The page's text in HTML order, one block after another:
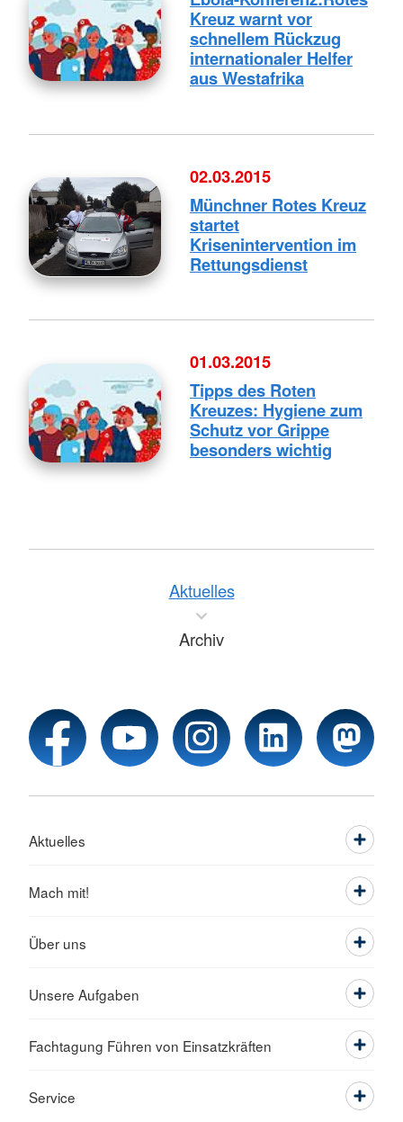
Kreuz warnt vor
schnellem Rückzug
internationaler Helfer
aus Westafrika
02.03.2015
Münchner Rotes Kreuz
startet
Krisenintervention im
Rettungsdienst
01.03.2015
Tipps des Roten
Kreuzes: Hygiene zum
Schutz vor Grippe
besonders wichtig
Aktuelles
Archiv
Aktuelles
Mach mit!
Über uns
Unsere Aufgaben
Fachtagung Führen von Einsatzkräften
Service